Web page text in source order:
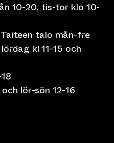
10-20, tis-tor klo 10-
talo mån-fre
kl 11-15 och
lör-sön 12-16